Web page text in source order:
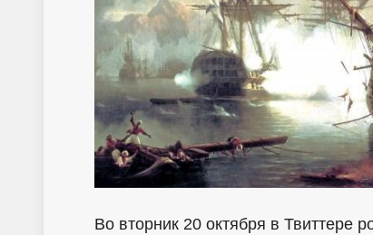
Во вторник 20 октября в Твиттере